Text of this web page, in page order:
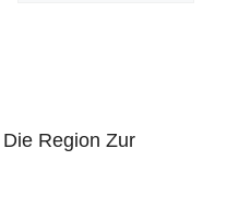
Region Zur